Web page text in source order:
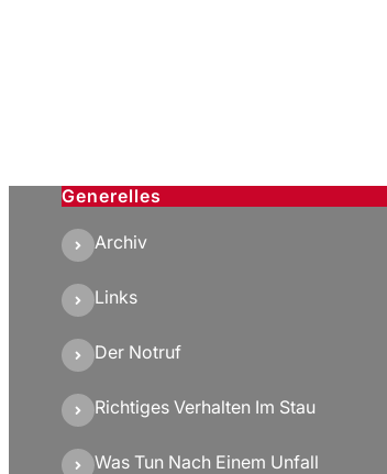
Generelles
Archiv
Links
Der Notruf
Richtiges Verhalten Im Stau
Was Tun Nach Einem Unfall